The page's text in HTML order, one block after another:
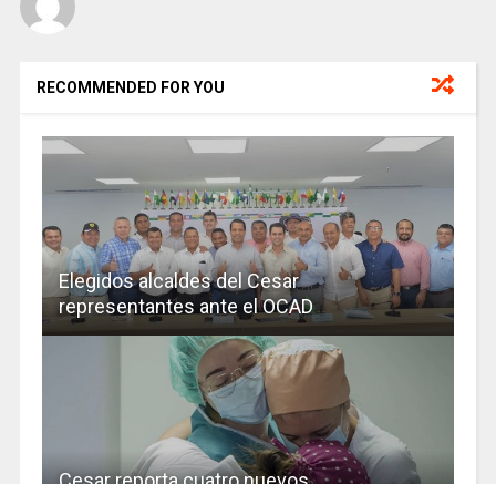
RECOMMENDED FOR YOU
Elegidos alcaldes del Cesar
representantes ante el OCAD